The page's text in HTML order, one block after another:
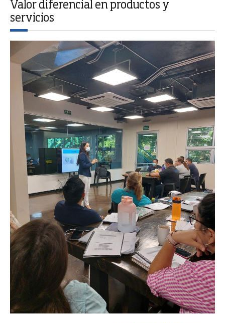
Valor diferencial en productos y
servicios